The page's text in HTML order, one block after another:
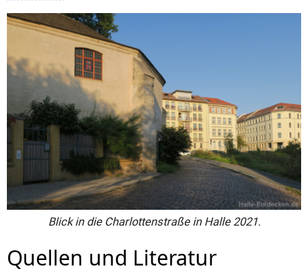
Blick in die Charlottenstraße in Halle 2021.
Quellen und Literatur